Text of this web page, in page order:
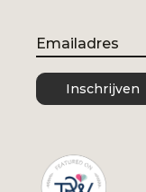
Email
Inschrijven